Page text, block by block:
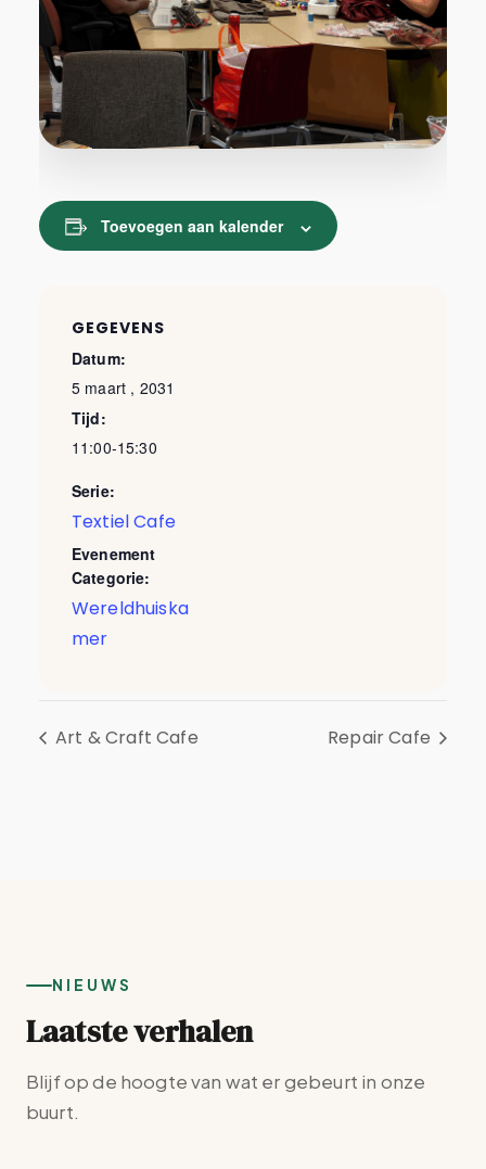
Toevoegen aan kalender
GEGEVENS
Datum:
5 maart , 2031
Tijd:
11:00-15:30
Serie:
Textiel Cafe
Evenement
Categorie:
Wereldhuiska
mer
Art & Craft Cafe Repair Cafe
NIEUWS
Laatste verhalen
Blijf op de hoogte van wat er gebeurt in onze
buurt.